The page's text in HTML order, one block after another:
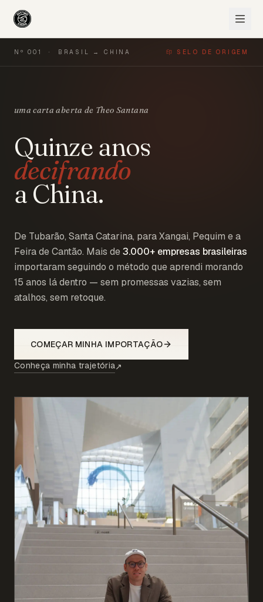
Nº 001 · BRASIL → CHINA 印 SELO DE ORIGEM
uma carta aberta de Theo Santana
Quinze anos
decifrando
a China.
De Tubarão, Santa Catarina, para Xangai, Pequim e a
Feira de Cantão. Mais de3.000+ empresas brasileiras
importaram seguindo o método que aprendi morando
15 anos lá dentro — sem promessas vazias, sem
atalhos, sem retoque.
COMEÇAR MINHA IMPORTAÇÃO
Conheça minha trajetória↗